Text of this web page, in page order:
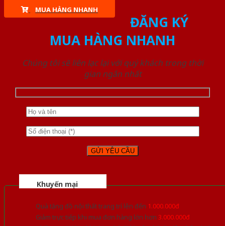
MUA HÀNG NHANH
ĐĂNG KÝ
MUA HÀNG NHANH
Chúng tôi sẽ liên lạc lại với quý khách trong thời
gian ngắn nhất
Khuyến mại
Quà tặng đồ nội thất trang trí lên đến 1.000.000đ
Giảm trực tiếp khi mua đơn hàng lớn hơn 3.000.000đ